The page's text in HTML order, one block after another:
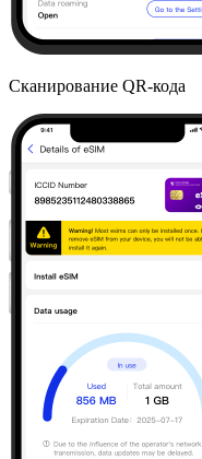
Сканирование QR-кода